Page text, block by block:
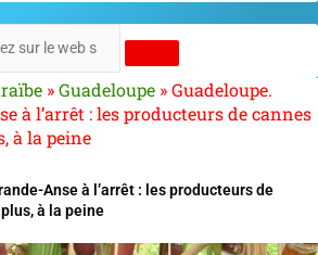
»Guadeloupe »Guadeloupe.
à l’arrêt : les producteurs de cannes
à la peine
Anse à l’arrêt : les producteurs de
à la peine